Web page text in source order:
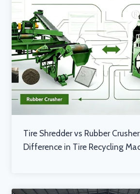
Tire Shredder vs Rubber
Difference in Tire Recycling